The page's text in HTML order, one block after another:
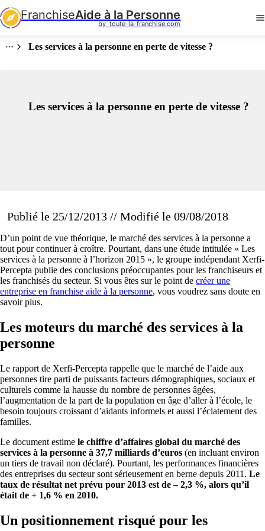
FranchiseAide à la Personne
by  toute-la-franchise.com
Les services à la personne en perte de vitesse ?
Les services à la personne en perte de vitesse ?
Publié le 25/12/2013 // Modifié le 09/08/2018
D’un point de vue théorique, le marché des services à la personne a
tout pour continuer à croître. Pourtant, dans une étude intitulée « Les
services à la personne à l’horizon 2015 », le groupe indépendant Xerfi-
Percepta publie des conclusions préoccupantes pour les franchiseurs et
les franchisés du secteur. Si vous êtes sur le point de créer une
entreprise en franchise aide à la personne, vous voudrez sans doute en
savoir plus.
Les moteurs du marché des services à la
personne
Le rapport de Xerfi-Percepta rappelle que le marché de l’aide aux
personnes tire parti de puissants facteurs démographiques, sociaux et
culturels comme la hausse du nombre de personnes âgées,
l’augmentation de la part de la population en âge d’aller à l’école, le
besoin toujours croissant d’aidants informels et aussi l’éclatement des
familles.
Le document estime le chiffre d’affaires global du marché des
services à la personne à 37,7 milliards d’euros (en incluant environ
un tiers de travail non déclaré). Pourtant, les performances financières
des entreprises du secteur sont sérieusement en berne depuis 2011. Le
taux de résultat net prévu pour 2013 est de – 2,3 %, alors qu’il
était de + 1,6 % en 2010.
Un positionnement risqué pour les